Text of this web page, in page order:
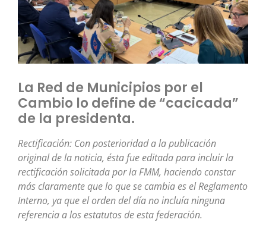
La Red de Municipios por el
Cambio lo define de “cacicada”
de la presidenta.
Rectificación: Con posterioridad a la publicación
original de la noticia, ésta fue editada para incluir la
rectificación solicitada por la FMM, haciendo constar
más claramente que lo que se cambiaes el Reglamento
Interno, ya que el orden del día no incluía ninguna
referencia a los estatutos de esta federación.